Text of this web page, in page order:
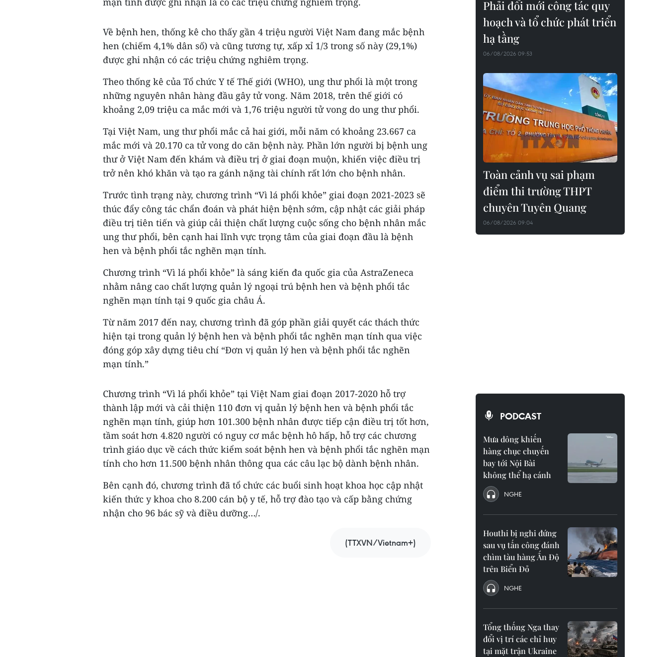
Về bệnh hen, thống kê cho thấy gần 4 triệu người Việt Nam đang mắc bệnh
hen (chiếm 4,1% dân số) và cũng tương tự, xấp xỉ 1/3 trong số này (29,1%)
được ghi nhận có các triệu chứng nghiêm trọng.
Theo thống kê của Tổ chức Y tế Thế giới (WHO), ung thư phổi là một trong
những nguyên nhân hàng đầu gây tử vong. Năm 2018, trên thế giới có
khoảng 2,09 triệu ca mắc mới và 1,76 triệu người tử vong do ung thư phổi.
Tại Việt Nam, ung thư phổi mắc cả hai giới, mỗi năm có khoảng 23.667 ca
mắc mới và 20.170 ca tử vong do căn bệnh này. Phần lớn người bị bệnh ung
thư ở Việt Nam đến khám và điều trị ở giai đoạn muộn, khiến việc điều trị
trở nên khó khăn và tạo ra gánh nặng tài chính rất lớn cho bệnh nhân.
Trước tình trạng này, chương trình “Vì lá phổi khỏe” giai đoạn 2021-2023 sẽ
thúc đẩy công tác chẩn đoán và phát hiện bệnh sớm, cập nhật các giải pháp
điều trị tiên tiến và giúp cải thiện chất lượng cuộc sống cho bệnh nhân mắc
ung thư phổi, bên cạnh hai lĩnh vực trọng tâm của giai đoạn đầu là bệnh
hen và bệnh phổi tắc nghẽn mạn tính.
Chương trình “Vì lá phổi khỏe” là sáng kiến đa quốc gia của AstraZeneca
nhằm nâng cao chất lượng quản lý ngoại trú bệnh hen và bệnh phổi tắc
nghẽn mạn tính tại 9 quốc gia châu Á.
Từ năm 2017 đến nay, chương trình đã góp phần giải quyết các thách thức
hiện tại trong quản lý bệnh hen và bệnh phổi tắc nghẽn mạn tính qua việc
đóng góp xây dựng tiêu chí “Đơn vị quản lý hen và bệnh phổi tắc nghẽn
mạn tính.”
Chương trình “Vì lá phổi khỏe” tại Việt Nam giai đoạn 2017-2020 hỗ trợ
thành lập mới và cải thiện 110 đơn vị quản lý bệnh hen và bệnh phổi tắc
nghẽn mạn tính, giúp hơn 101.300 bệnh nhân được tiếp cận điều trị tốt hơn,
tầm soát hơn 4.820 người có nguy cơ mắc bệnh hô hấp, hỗ trợ các chương
trình giáo dục về cách thức kiểm soát bệnh hen và bệnh phổi tắc nghẽn mạn
tính cho hơn 11.500 bệnh nhân thông qua các câu lạc bộ dành bệnh nhân.
Bên cạnh đó, chương trình đã tổ chức các buổi sinh hoạt khoa học cập nhật
kiến thức y khoa cho 8.200 cán bộ y tế, hỗ trợ đào tạo và cấp bằng chứng
nhận cho 96 bác sỹ và điều dưỡng…/.
(TTXVN/Vietnam+)
Phải đổi mới công tác quy
hoạch và tổ chức phát triển
hạ tầng
06/08/2026 09:53
Toàn cảnh vụ sai phạm
điểm thi trường THPT
chuyên Tuyên Quang
06/08/2026 09:04
PODCAST
Mưa dông khiến
hàng chục chuyến
bay tới Nội Bài
không thể hạ cánh
NGHE
Houthi bị nghi đứng
sau vụ tấn công đánh
chìm tàu hàng Ấn Độ
trên Biển Đỏ
NGHE
Tổng thống Nga thay
đổi vị trí các chỉ huy
tại mặt trận Ukraine